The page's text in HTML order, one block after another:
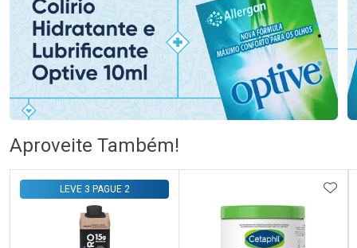
Comprar sem Desconto
Por R$ 105,99/cada
Comprar sem Desconto
Por R$ 105,99/cada
Comprar sem Desconto
Comprar sem Desconto
Aproveite Também!
LEVE 3 PAGUE 2